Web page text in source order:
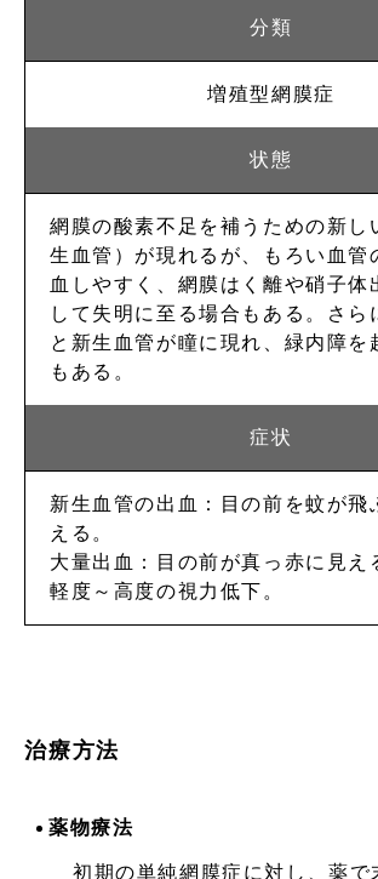
増殖型網膜症
網膜の酸素不足を補うための新し
生血管）が現れるが、もろい血管
血しやすく、網膜はく離や硝子体
して失明に至る場合もある。さら
と新生血管が瞳に現れ、緑内障を
もある。
新生血管の出血：目の前を蚊が飛
える。
大量出血：目の前が真っ赤に見え
軽度～高度の視力低下。
治療方法
薬物療法
初期の単純網膜症に対し、薬で